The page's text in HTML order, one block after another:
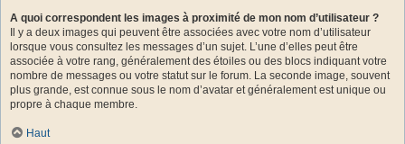
A quoi correspondent les images à proximité de mon nom d’utilisateur ?
Il y a deux images qui peuvent être associées avec votre nom d’utilisateur
lorsque vous consultez les messages d’un sujet. L’une d’elles peut être
associée à votre rang, généralement des étoiles ou des blocs indiquant votre
nombre de messages ou votre statut sur le forum. La seconde image, souvent
plus grande, est connue sous le nom d’avatar et généralement est unique ou
propre à chaque membre.
Haut